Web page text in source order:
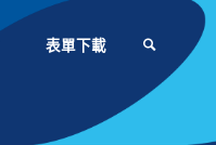
表單下載